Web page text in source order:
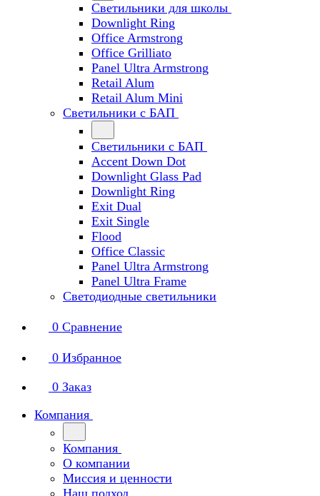
Светильники для школы
Downlight Ring
Office Armstrong
Office Grilliato
Panel Ultra Armstrong
Retail Alum
Retail Alum Mini
Светильники с БАП
Светильники с БАП
Accent Down Dot
Downlight Glass Pad
Downlight Ring
Exit Dual
Exit Single
Flood
Office Classic
Panel Ultra Armstrong
Panel Ultra Frame
Светодиодные светильники
0 Сравнение
0 Избранное
0 Заказ
Компания
Компания
О компании
Миссия и ценности
Наш подход